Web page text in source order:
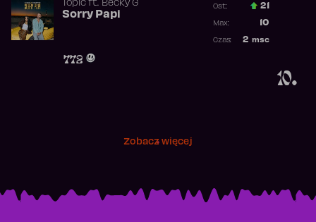
10.
Topicft. Becky G
Sorry Papi
772
Ost.: 21
10
Max:
2 msc
Czas:
Zobacz więcej